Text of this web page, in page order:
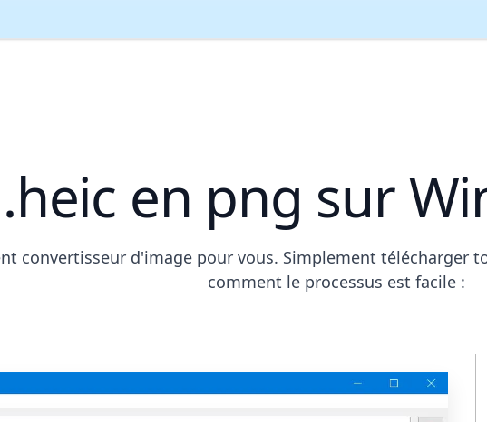
en png sur
convertisseur d'image pour vous. Simplement télécharger
comment le processus est facile :